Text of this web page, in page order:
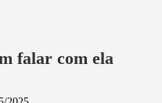
falar com ela